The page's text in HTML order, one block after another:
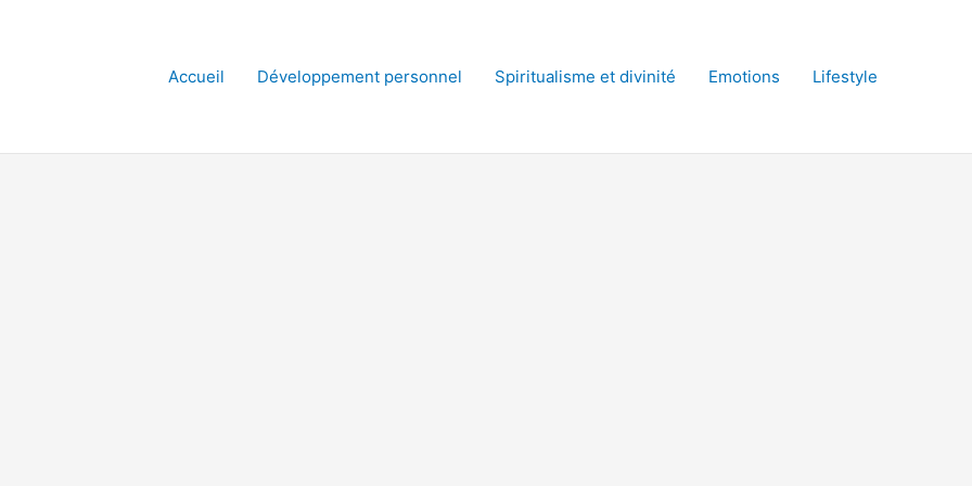
Accueil Développement personnel Spiritualisme et divinité Emotions Lifestyle